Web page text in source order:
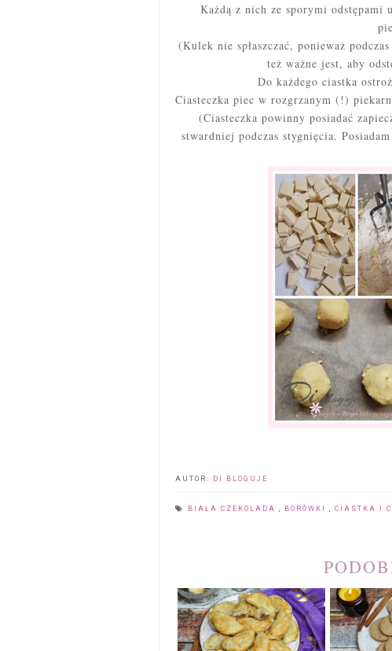
Każdą z nich ze sporymi odstępami
(Kulek nie spłaszczać, ponieważ
też ważne jest, aby
Do każdego ciastka
Ciasteczka piec w rozgrzanym (!)
(Ciasteczka powinny posiadać
stwardniej podczas stygnięcia.
AUTOR: DI BLOGUJE
BIAŁA CZEKOLADA BORÓWKI CIASTKA I